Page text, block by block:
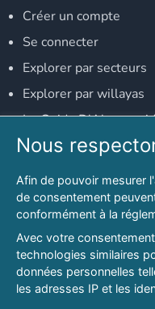
Créer un compte
Se connecter
Explorer par secteurs
Explorer par willayas
Le Guide D'Alger,
NOS RÉSEAUX
Notre page Facebook
Notre page LinkedIn
Notre page
Notre page Twitter
Nous
Afin de pouvoir mesurer
de consentement
conformément à la
Avec votre
technologies similaires
données personnelles
les adresses IP et les